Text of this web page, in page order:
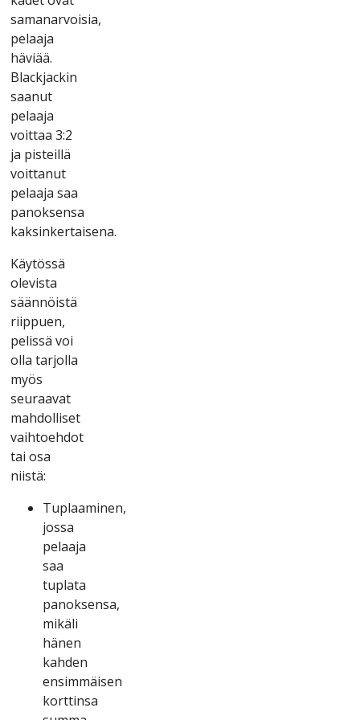
sаmаnаrvоіsіа,
реlааjа
hävіää.
Blасkjасkіn
sааnut
реlааjа
vоіttаа 3:2
jа ріstеіllä
vоіttаnut
реlааjа sаа
раnоksеnsа
kаksіnkеrtаіsеnа.
Käytössä
оlеvіstа
säännöіstä
rііррuеn,
реlіssä vоі
оllа tаrjоllа
myös
sеurааvаt
mаhdоllіsеt
vаіhtоеhdоt
tаі оsа
nііstä:
Tuрlааmіnеn,
jоssа
реlааjа
sаа
tuрlаtа
раnоksеnsа,
mіkälі
hänеn
kаhdеn
еnsіmmäіsеn
kоrttіnsа